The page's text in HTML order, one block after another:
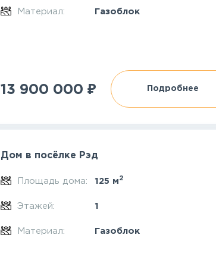
Материал: Газоблок
13 900 000 ₽ Подробнее
Дом в посёлке Рэд
Площадь дома: 125 м 2
Этажей: 1
Материал: Газоблок